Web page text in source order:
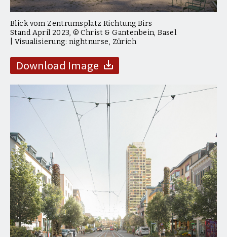
Blick vom Zentrumsplatz Richtung Birs
Stand April 2023, © Christ & Gantenbein, Basel
| Visualisierung: nightnurse, Zürich
Download Image